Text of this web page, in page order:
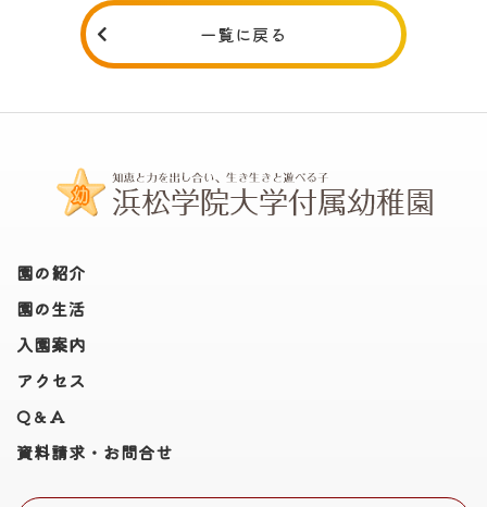
一覧に戻る
園の紹介
園の生活
入園案内
アクセス
Q＆A
資料請求・お問合せ